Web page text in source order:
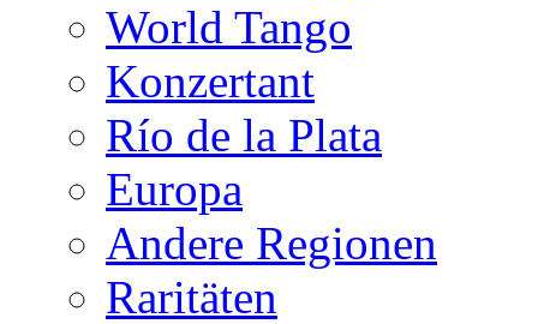
World Tango
Konzertant
Río de la Plata
Europa
Andere Regionen
Raritäten